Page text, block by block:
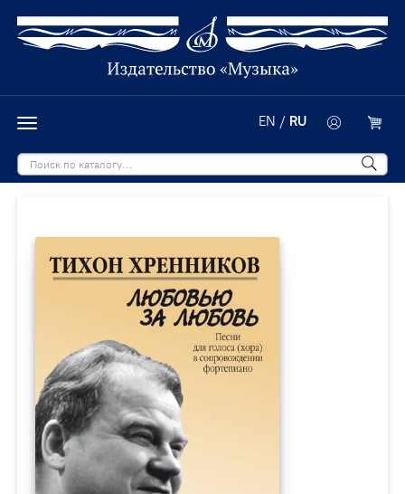
EN / RU